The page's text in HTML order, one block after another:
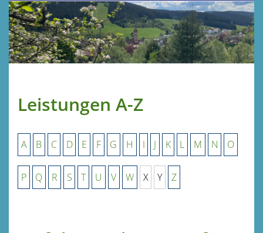
Leistungen A-Z
A B C D E F G H I J K L M N O
P Q R S T U V W X Y Z